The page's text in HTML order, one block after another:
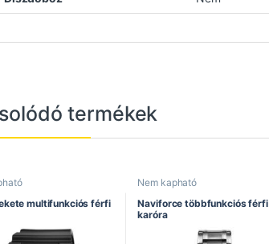
termékek
multifunkciós férfi
Nem kapható
Naviforce többfunkciós férfi
karóra